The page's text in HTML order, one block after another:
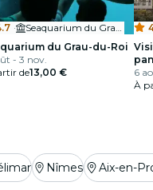
·
du Grau-du-Roi
- 3 nov.
de13,00 €
6
À
Nîmes Aix-en-